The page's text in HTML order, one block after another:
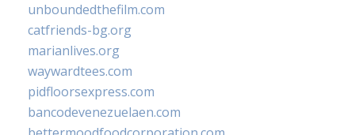
unboundedthefilm.com
catfriends-bg.org
marianlives.org
waywardtees.com
pidfloorsexpress.com
bancodevenezuelaen.com